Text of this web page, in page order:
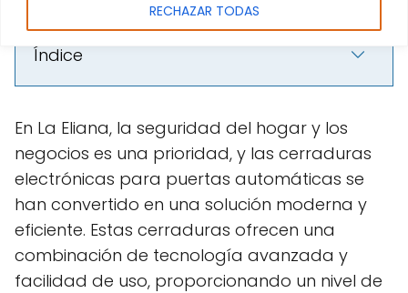
RECHAZAR TODAS
Índice
En La Eliana, la seguridad del hogar y los
negocios es una prioridad, y las cerraduras
electrónicas para puertas automáticas se
han convertido en una solución moderna y
eficiente. Estas cerraduras ofrecen una
combinación de tecnología avanzada y
facilidad de uso, proporcionando un nivel de